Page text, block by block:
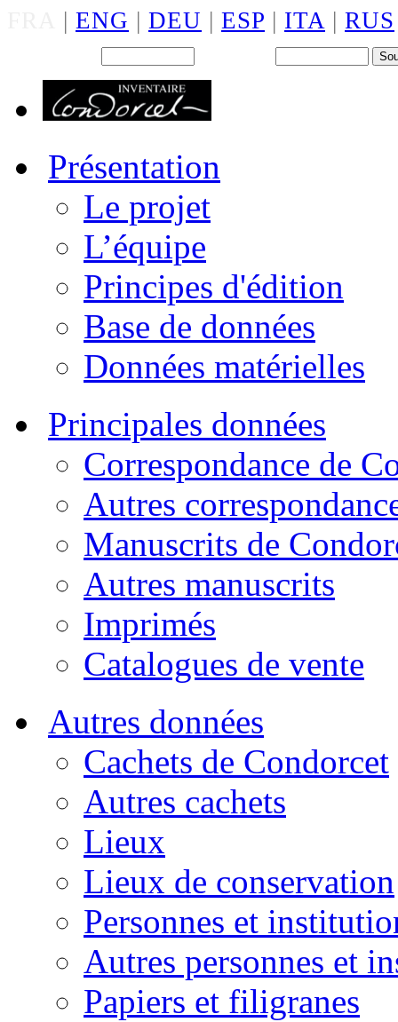
| ENG | DEU | ESP | ITA | RUS
Présentation
Le projet
L’équipe
Principes d'édition
Base de données
Données matérielles
Principales données
Correspondance de
Autres
Manuscrits de
Autres manuscrits
Imprimés
Catalogues de vente
Autres données
Cachets de Condorcet
Autres cachets
Lieux
Lieux de conservation
Personnes et
Autres personnes et
Papiers et filigranes